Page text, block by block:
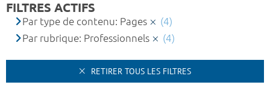
FILTRES ACTIFS
Par type de contenu: Pages
(4)
Par rubrique: Professionnels
(4)
RETIRER TOUS LES FILTRES